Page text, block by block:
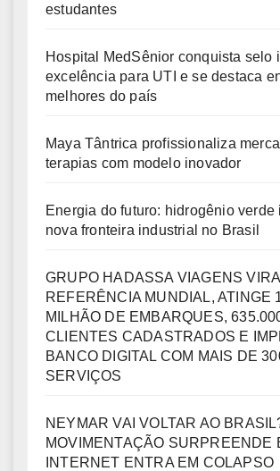
estudantes
Hospital MedSênior conquista selo
excelência para UTI e se destaca
melhores do país
Maya Tântrica profissionaliza
terapias com modelo inovador
Energia do futuro: hidrogênio verde
nova fronteira industrial no Brasil
GRUPO HADASSA VIAGENS VIRA
REFERÊNCIA MUNDIAL, ATINGE
MILHÃO DE EMBARQUES,
CLIENTES CADASTRADOS E
BANCO DIGITAL COM MAIS DE
SERVIÇOS
NEYMAR VAI VOLTAR AO
MOVIMENTAÇÃO SURPREENDE
INTERNET ENTRA EM COLAPSO